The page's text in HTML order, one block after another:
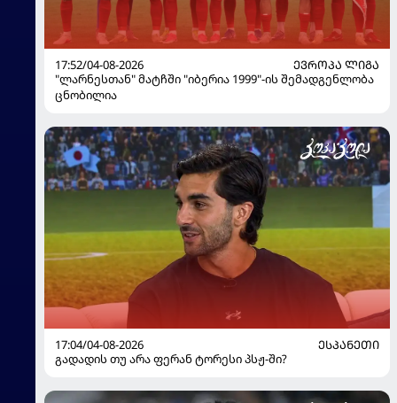
17:52/04-08-2026
ᲔᲕᲠᲝᲞᲐ ᲚᲘᲒᲐ
"ლარნესთან" მატჩში "იბერია 1999"-ის შემადგენლობა
ცნობილია
17:04/04-08-2026
ᲔᲡᲞᲐᲜᲔᲗᲘ
გადადის თუ არა ფერან ტორესი პსჟ-ში?